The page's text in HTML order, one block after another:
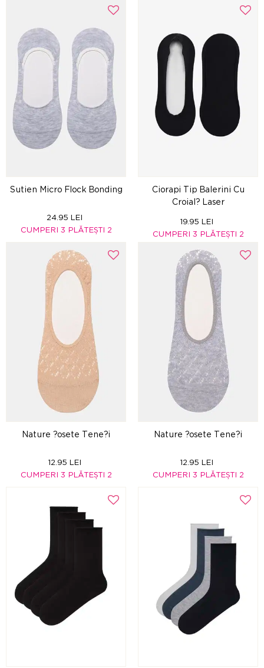
Sutien Micro Flock Bonding
24.95 LEI
CUMPERI 3 PLĂTEȘTI 2
Ciorapi Tip Balerini Cu
Croial? Laser
19.95 LEI
CUMPERI 3 PLĂTEȘTI 2
Nature ?osete Tene?i
12.95 LEI
CUMPERI 3 PLĂTEȘTI 2
Nature ?osete Tene?i
12.95 LEI
CUMPERI 3 PLĂTEȘTI 2